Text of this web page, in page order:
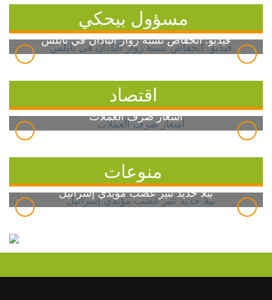
مسؤول بيحكي
فيديو: انخفاض نسبة زوار الباذان في نابلس
اقتصاد
أسعار صرف العملات
منوعات
بيلا حديد تثير غضب مؤيدي إسرائيل